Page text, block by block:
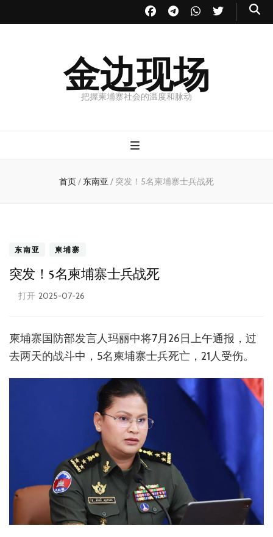
金边现场
把握柬埔寨社会的温度和脉动
首页/ 东南亚 / 突发！5名柬埔寨士兵战死
东南亚 柬埔寨
突发！5名柬埔寨士兵战死
打开 2025-07-26
柬埔寨国防部发言人玛丽中将7月26日上午通报，过
去两天的战斗中，5名柬埔寨士兵死亡，21人受伤。